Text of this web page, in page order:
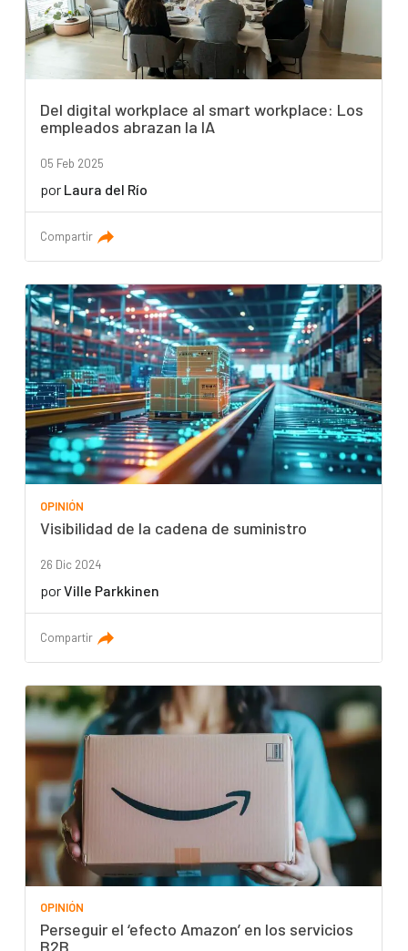
Del digital workplace al smart workplace: Los
empleados abrazan la IA
05 Feb 2025
por Laura del Río
Compartir
OPINIÓN
Visibilidad de la cadena de suministro
26 Dic 2024
porVille Parkkinen
Compartir
OPINIÓN
Perseguir el ‘efecto Amazon’ en los servicios
B2B